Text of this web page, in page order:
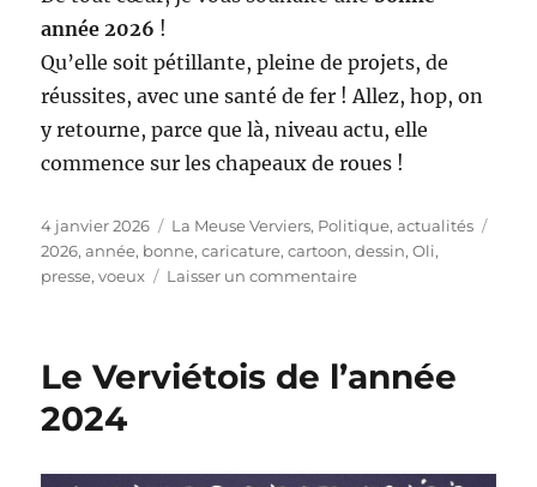
année 2026 !
Qu’elle soit pétillante, pleine de projets, de
réussites, avec une santé de fer ! Allez, hop, on
y retourne, parce que là, niveau actu, elle
commence sur les chapeaux de roues !
Publié
le
4 janvier 2026 Catégories
La Meuse Verviers, Politique, actualités
2026,année, bonne,caricature,cartoon,dessin,Oli,
presse,voeux Laisser un commentairesur
!
Le Verviétois de l’année
2024